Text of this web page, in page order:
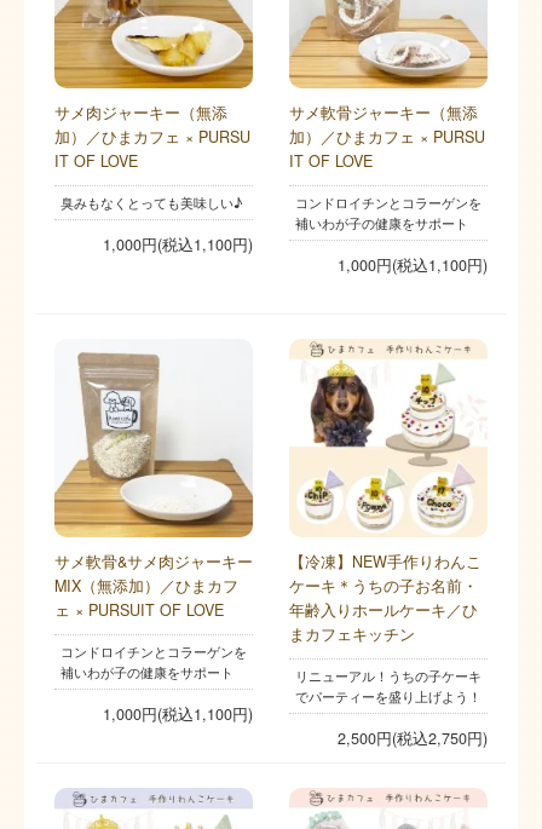
サメ肉ジャーキー（無添
加）／ひまカフェ × PURSU
IT OF LOVE
臭みもなくとっても美味しい♪
1,000円(税込1,100円)
サメ軟骨ジャーキー（無添
加）／ひまカフェ × PURSU
IT OF LOVE
コンドロイチンとコラーゲンを
補いわが子の健康をサポート
1,000円(税込1,100円)
サメ軟骨&サメ肉ジャーキー
MIX（無添加）／ひまカフ
ェ × PURSUIT OF LOVE
コンドロイチンとコラーゲンを
補いわが子の健康をサポート
1,000円(税込1,100円)
【冷凍】NEW手作りわんこ
ケーキ＊うちの子お名前・
年齢入りホールケーキ／ひ
まカフェキッチン
リニューアル！うちの子ケーキ
でパーティーを盛り上げよう！
2,500円(税込2,750円)